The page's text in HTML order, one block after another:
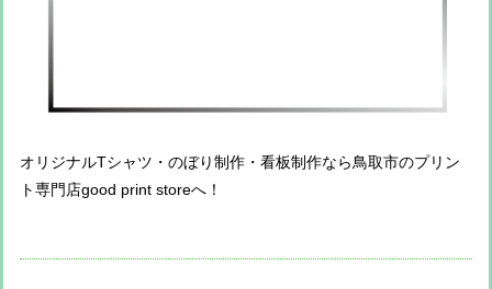
オリジナルTシャツ・のぼり制作・看板制作なら鳥取市のプリン
ト専門店good print storeへ！